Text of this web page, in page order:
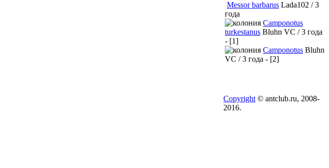
Messor barbarus Lada102 / 3
года
Camponotus
turkestanus Bluhn VC / 3 года
- [1]
Camponotus Bluhn
VC / 3 года - [2]
Copyright © antclub.ru, 2008-
2016.